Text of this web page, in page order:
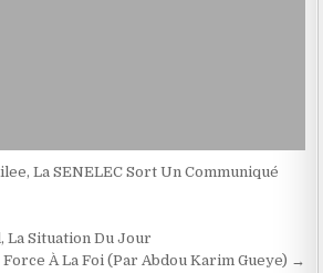
La SENELEC Sort Un Communiqué
La Situation Du Jour
Force À La Foi (Par Abdou Karim Gueye) →